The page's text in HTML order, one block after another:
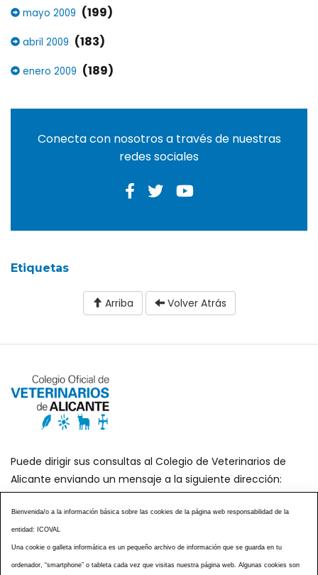
mayo 2009 (199)
abril 2009 (183)
enero 2009 (189)
Conecta con nosotros a través de nuestras
redes sociales
Etiquetas
Arriba Volver Atrás
Puede dirigir sus consultas al Colegio de Veterinarios de
Alicante enviando un mensaje a la siguiente dirección:
secretaria@icoval.org
¿SABÍAS QUÉ?
CENTROS VETERINARIOS
TABLÓN ANUNCIOS
Bienvenida/o a la información básica sobre las cookies de la página web responsabilidad de la
entidad: ICOVAL
Una cookie o galleta informática es un pequeño archivo de información que se guarda en tu
ordenador, “smartphone” o tableta cada vez que visitas nuestra página web. Algunas cookies son